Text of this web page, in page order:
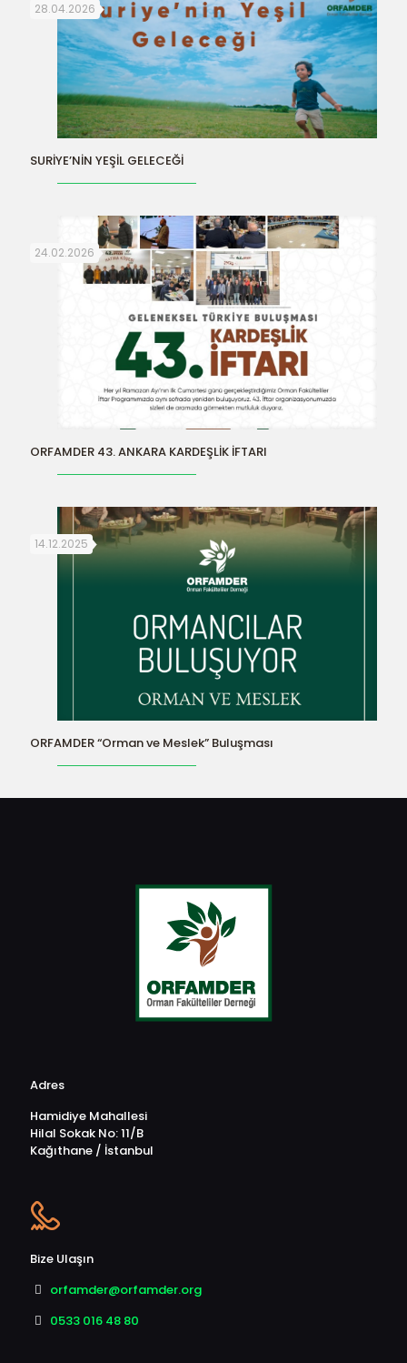
28.04.2026
SURİYE’NİN YEŞİL GELECEĞİ
24.02.2026
ORFAMDER 43. ANKARA KARDEŞLİK İFTARI
14.12.2025
ORFAMDER “Orman ve Meslek” Buluşması
Adres
Hamidiye Mahallesi
Hilal Sokak No: 11/B
Kağıthane / İstanbul
Bize Ulaşın
orfamder@orfamder.org
0533 016 48 80